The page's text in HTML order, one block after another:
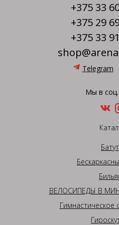
+375 33
+375 29
+375 33
Telegram
Мы в соц.
ВЕЛОСИПЕДЫ В
Гимнастическое